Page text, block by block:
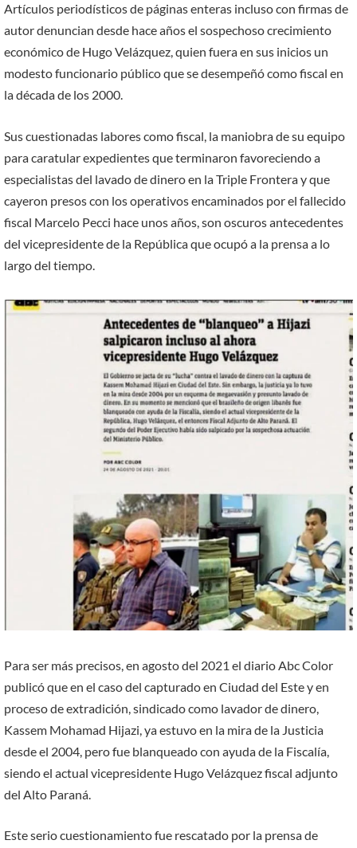
Artículos periodís­ticos de páginas enteras incluso con firmas de
autor denun­cian desde hace años el sos­pechoso crecimiento
eco­nómico de Hugo Velázquez, quien fuera en sus inicios un
modesto funcionario público que se desempeñó como fis­cal en
la década de los 2000.
Sus cuestionadas labores como fiscal, la maniobra de su equipo
para caratular expedientes que termina­ron favoreciendo a
especia­listas del lavado de dinero en la Triple Frontera y que
cayeron presos con los ope­rativos encaminados por el fallecido
fiscal Marcelo Pecci hace unos años, son oscuros antecedentes
del vicepresi­dente de la República que ocupó a la prensa a lo
largo del tiempo.
Para ser más precisos, en agosto del 2021 el diario Abc Color
publicó que en el caso del capturado en Ciudad del Este y en
proceso de extradi­ción, sindicado como lavador de dinero,
Kassem Mohamad Hijazi, ya estuvo en la mira de la Justicia
desde el 2004, pero fue blanqueado con ayuda de la Fiscalía,
siendo el actual vicepresidente Hugo Velázquez fiscal adjunto
del Alto Paraná.
Este serio cues­tionamiento fue rescatado por la prensa de